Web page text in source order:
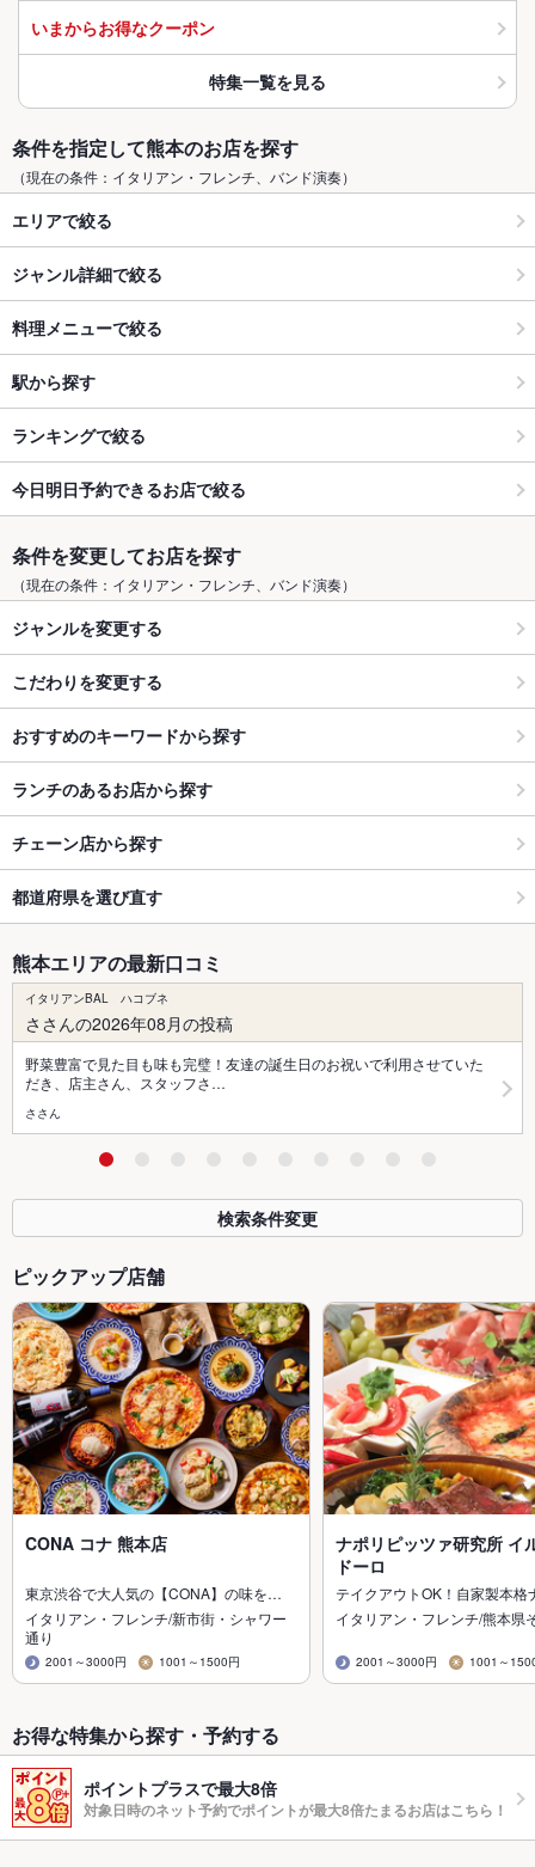
いまからお得なクーポン
特集一覧を見る
条件を指定して熊本のお店を探す
（現在の条件：イタリアン・フレンチ、バンド演奏）
エリアで絞る
ジャンル詳細で絞る
料理メニューで絞る
駅から探す
ランキングで絞る
今日明日予約できるお店で絞る
条件を変更してお店を探す
（現在の条件：イタリアン・フレンチ、バンド演奏）
ジャンルを変更する
こだわりを変更する
おすすめのキーワードから探す
ランチのあるお店から探す
チェーン店から探す
都道府県を選び直す
熊本エリアの最新口コミ
イタリアンBAL ハコブネ
ささんの2026年08月の投稿
野菜豊富で見た目も味も完璧！友達の誕生日のお祝いで利用させていた
だき、店主さん、スタッフさ…
ささん
検索条件変更
ピックアップ店舗
CONA コナ 熊本店
東京渋谷で大人気の【CONA】の味を…
イタリアン・フレンチ/新市街・シャワー
通り
2001～3000円 1001～1500円
ナポリピッツァ研究所 イ
ドーロ
テイクアウトOK！自家製本
イタリアン・フレンチ/熊本県
2001～3000円 1001～
お得な特集から探す・予約する
ポイントプラスで最大8倍
対象日時のネット予約でポイントが最大8倍たまるお店はこちら！